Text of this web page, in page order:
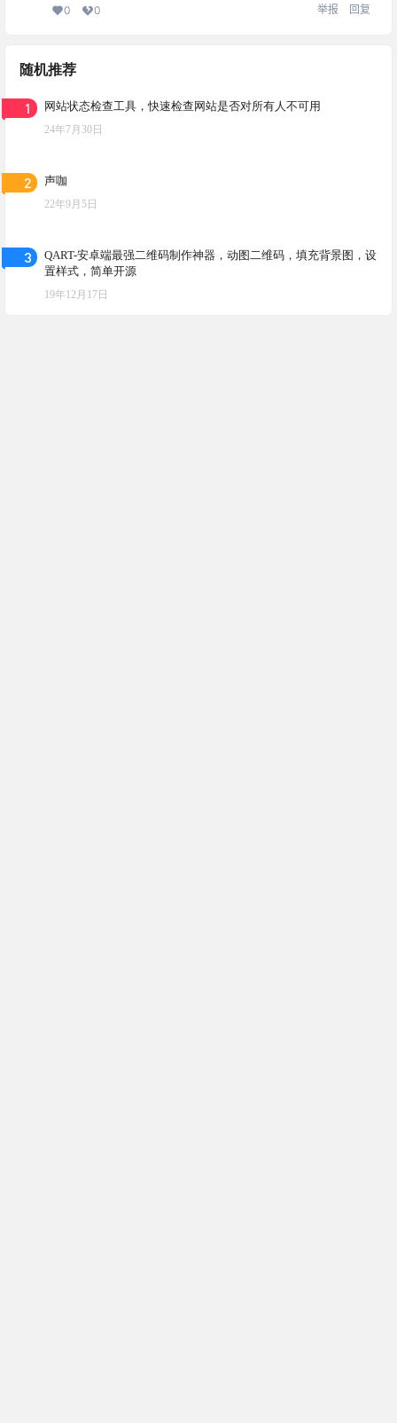
0 0 举报 回复
随机推荐
1 网站状态检查工具，快速检查网站是否对所有人不可用
24年7月30日
2 声咖
22年9月5日
3
QART-安卓端最强二维码制作神器，动图二维码，填充背景图，设
置样式，简单开源
19年12月17日